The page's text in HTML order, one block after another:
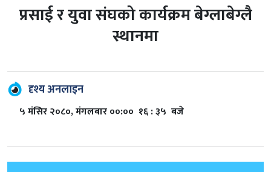
प्रसाई र युवा संघको कार्यक्रम बेग्लाबेग्लै
स्थानमा
दृश्य अनलाइन
५ मंसिर २०८०, मंगलबार ००:०० १६ : ३५ बजे